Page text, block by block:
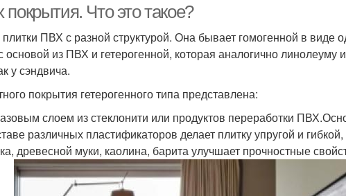
Что это такое?
ПВХ с разной структурой. Она бывает гомогенной в виде
основой из ПВХ и гетерогенной, которая аналогично линолеуму
у сэндвича.
покрытия гетерогенного типа представлена:
слоем из стеклонити или продуктов переработки
различных пластификаторов делает плитку упругой и
древесной муки, каолина, барита улучшает прочностные